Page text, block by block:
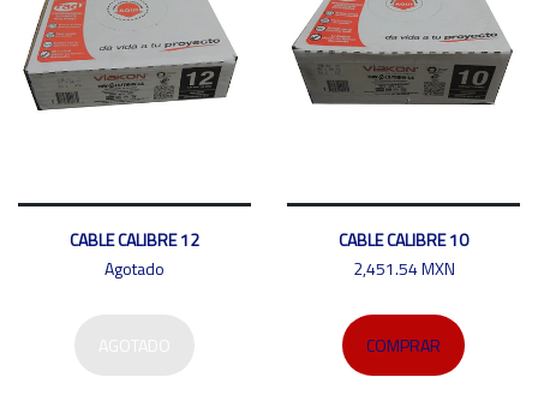
CABLE CALIBRE 12
Agotado
CABLE CALIBRE 10
2,451.54 MXN
COMPRAR